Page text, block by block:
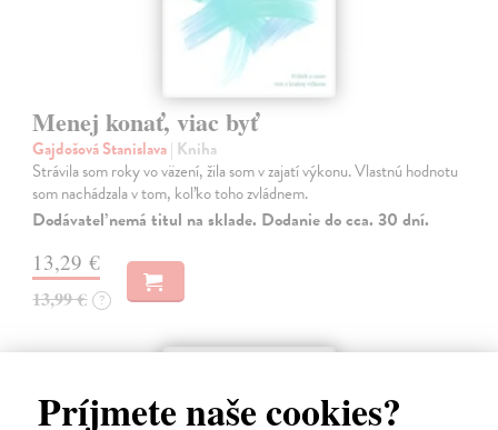
Príjmete naše cookies?
Menej konať, viac byť
Gajdošová Stanislava| Kniha
Strávila som roky vo väzení, žila som v zajatí výkonu. Vlastnú hodnotu
som nachádzala v tom, koľko toho zvládnem.
Dodávateľ nemá titul na sklade. Dodanie do cca. 30 dní.
13,29 €
13,99 € ?